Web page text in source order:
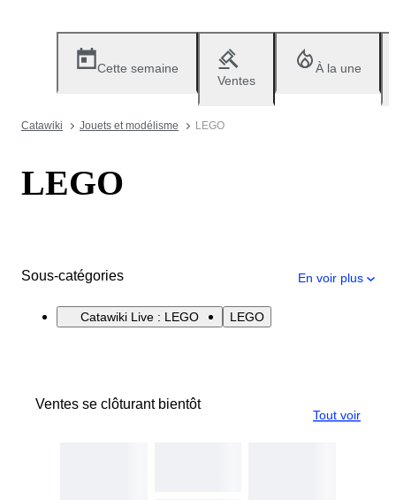
Cette semaine
Ventes
À la une
Catawiki Jouets et modélisme LEGO
LEGO
Sous-catégories En voir plus
Catawiki Live : LEGO LEGO
Ventes se clôturant bientôt
Tout voir